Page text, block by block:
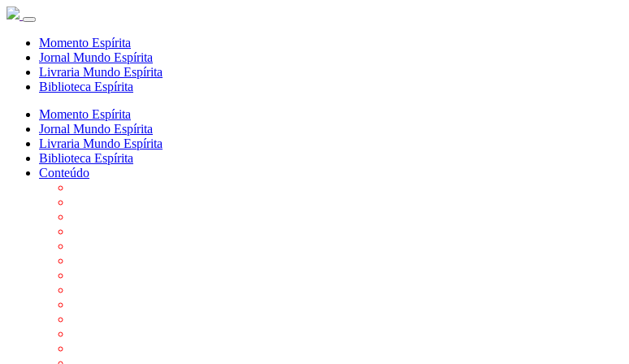
Momento Espírita
Jornal Mundo Espírita
Livraria Mundo Espírita
Biblioteca Espírita
Momento Espírita
Jornal Mundo Espírita
Livraria Mundo Espírita
Biblioteca Espírita
Conteúdo